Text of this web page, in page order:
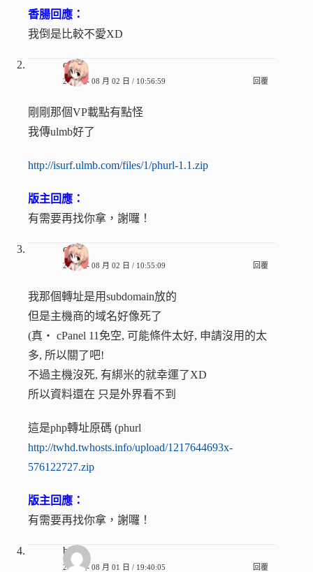
香腸回應：
我倒是比較不愛XD
c
2008 年 08 月 02 日 / 10:56:59 回覆
剛剛那個VP載點有點怪
我傳ulmb好了
http://isurf.ulmb.com/files/1/phurl-1.1.zip
版主回應：
有需要再找你拿，謝囉！
c
2008 年 08 月 02 日 / 10:55:09 回覆
我那個轉址是用subdomain放的
但是主機商的域名好像死了
(真‧ cPanel 11免空, 可能條件太好, 申請沒用的太
多, 所以關了吧!
不過主機沒死, 有綁米的就幸運了XD
所以資料還在 只是外界看不到
這是php轉址原碼 (phurl
http://twhd.twhosts.info/upload/1217644693x-
576122727.zip
版主回應：
有需要再找你拿，謝囉！
brian
2008 年 08 月 01 日 / 19:40:05 回覆